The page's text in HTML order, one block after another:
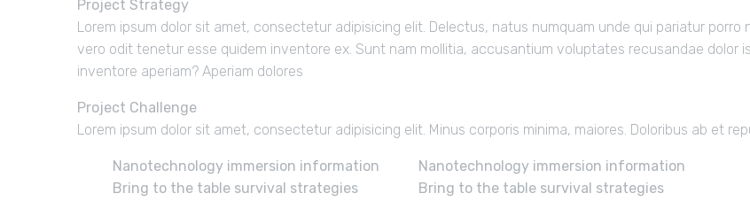
Project Strategy
Lorem ipsum dolor sit amet, consectetur adipisicing elit. Delectus, natus numquam unde qui pariatur
vero odit tenetur esse quidem inventore ex. Sunt nam mollitia, accusantium voluptates recusandae
inventore aperiam? Aperiam dolores
Project Challenge
Lorem ipsum dolor sit amet, consectetur adipisicing elit. Minus corporis minima, maiores. Doloribus ab et
Nanotechnology immersion information
Bring to the table survival strategies
Nanotechnology immersion information
Bring to the table survival strategies